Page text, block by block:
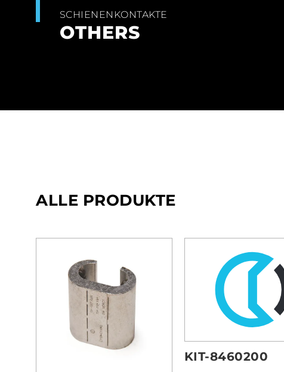
SCHIENENKONTAKTE
OTHERS
ALLE PRODUKTE
KIT-8460200